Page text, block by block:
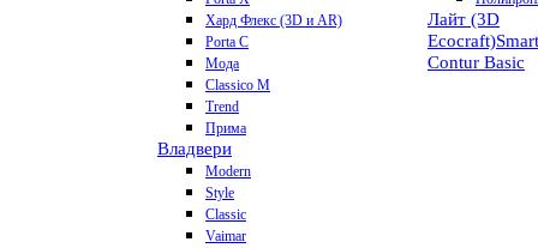
Хард Флекс (3D и AR)
Porta C
Мода
Classico M
Trend
Прима
Владвери
Modern
Style
Classic
Vaimar
Лайт (3D
Ecocraft)Smart
Contur Basic